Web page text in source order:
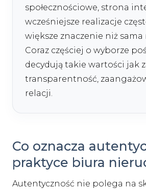
społecznościowe, strona
wcześniejsze realizacje
większe znaczenie niż sama
Coraz częściej o wyborze
decydują takie wartości jak
transparentność,
relacji.
Co oznacza
praktyce biura
Autentyczność nie polega na